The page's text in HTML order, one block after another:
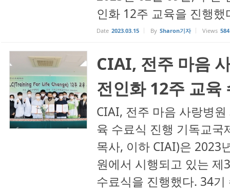
인화 12주 교육을 진행했
Date 2023.03.15 By Sharon기자 Views 584
CIAI, 전주 마음
전인화 12주 교육
CIAI, 전주 마음 사랑병
육 수료식 진행 기독교
목사, 이하 CIAI)은 2023
원에서 시행되고 있는 제
수료식을 진행했다. 34